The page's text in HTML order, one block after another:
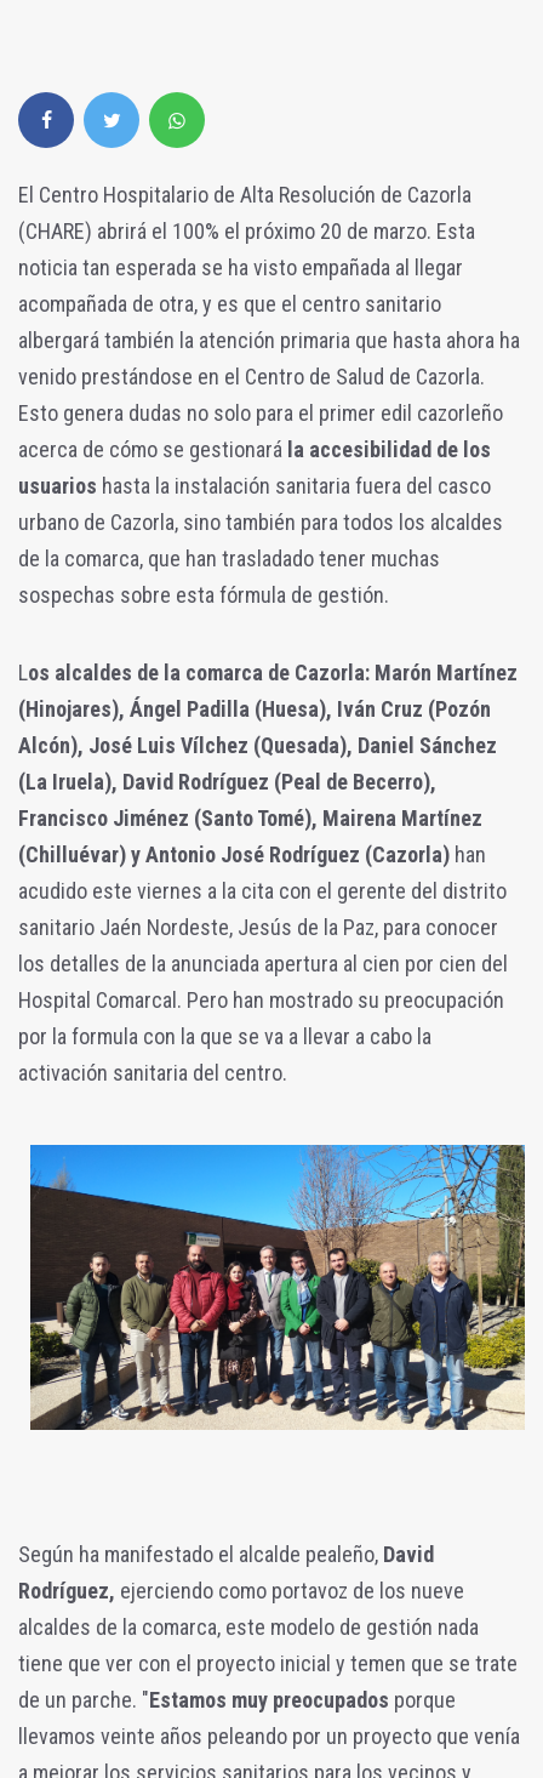
El Centro Hospitalario de Alta Resolución de Cazorla
(CHARE) abrirá el 100% el próximo 20 de marzo. Esta
noticia tan esperada se ha visto empañada al llegar
acompañada de otra, y es que el centro sanitario
albergará también la atención primaria que hasta ahora ha
venido prestándose en el Centro de Salud de Cazorla.
Esto genera dudas no solo para el primer edil cazorleño
acerca de cómo se gestionará la accesibilidad de los
usuarios hasta la instalación sanitaria fuera del casco
urbano de Cazorla, sino también para todos los alcaldes
de la comarca, que han trasladado tener muchas
sospechas sobre esta fórmula de gestión.
Los alcaldes de la comarca de Cazorla: Marón Martínez
(Hinojares), Ángel Padilla (Huesa), Iván Cruz (Pozón
Alcón), José Luis Vílchez (Quesada), Daniel Sánchez
(La Iruela), David Rodríguez (Peal de Becerro),
Francisco Jiménez (Santo Tomé), Mairena Martínez
(Chilluévar) y Antonio José Rodríguez (Cazorla) han
acudido este viernes a la cita con el gerente del distrito
sanitario Jaén Nordeste, Jesús de la Paz, para conocer
los detalles de la anunciada apertura al cien por cien del
Hospital Comarcal. Pero han mostrado su preocupación
por la formula con la que se va a llevar a cabo la
activación sanitaria del centro.
Según ha manifestado el alcalde pealeño, David
Rodríguez, ejerciendo como portavoz de los nueve
alcaldes de la comarca, este modelo de gestión nada
tiene que ver con el proyecto inicial y temen que se trate
de un parche. "Estamos muy preocupados porque
llevamos veinte años peleando por un proyecto que venía
a mejorar los servicios sanitarios para los vecinos y